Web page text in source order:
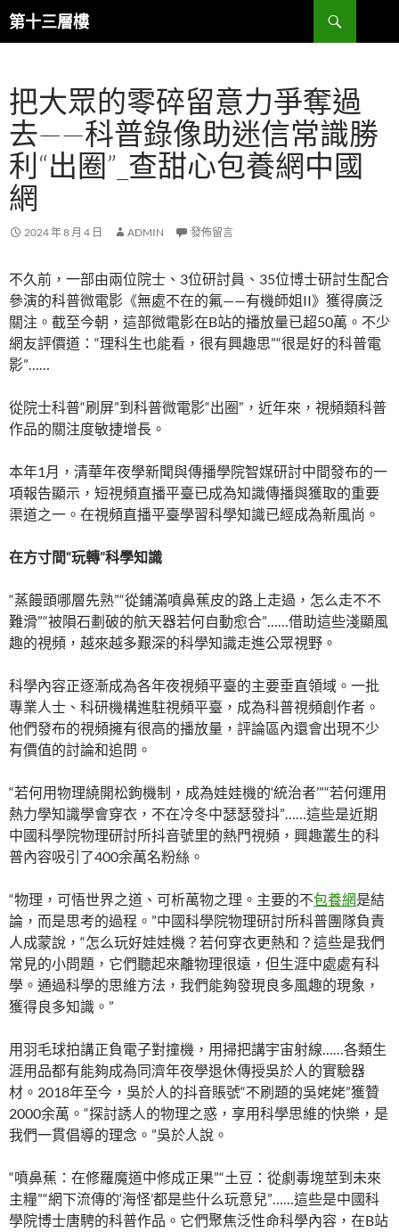
跳
至
內
容
第十三層樓
搜
尋
把大眾的零碎留意力爭奪過
去——科普錄像助迷信常識勝
利“出圈”_查甜心包養網中國
網
2024 年 8 月 4 日 ADMIN 發佈留言
不久前，一部由兩位院士、3位研討員、35位博士研討生配合
參演的科普微電影《無處不在的氟——有機師姐II》獲得廣泛
關注。截至今朝，這部微電影在B站的播放量已超50萬。不少
網友評價道：“理科生也能看，很有興趣思”“很是好的科普電
影”……
從院士科普“刷屏”到科普微電影“出圈”，近年來，視頻類科普
作品的關注度敏捷增長。
本年1月，清華年夜學新聞與傳播學院智媒研討中間發布的一
項報告顯示，短視頻直播平臺已成為知識傳播與獲取的重要
渠道之一。在視頻直播平臺學習科學知識已經成為新風尚。
在方寸間“玩轉”科學知識
“蒸饅頭哪層先熟”“從鋪滿噴鼻蕉皮的路上走過，怎么走不不
難滑”“被隕石劃破的航天器若何自動愈合”……借助這些淺顯風
趣的視頻，越來越多艱深的科學知識走進公眾視野。
科學內容正逐漸成為各年夜視頻平臺的主要垂直領域。一批
專業人士、科研機構進駐視頻平臺，成為科普視頻創作者。
他們發布的視頻擁有很高的播放量，評論區內還會出現不少
有價值的討論和追問。
“若何用物理繞開松鉤機制，成為娃娃機的‘統治者’”“若何運用
熱力學知識學會穿衣，不在冷冬中瑟瑟發抖”……這些是近期
中國科學院物理研討所抖音號里的熱門視頻，興趣叢生的科
普內容吸引了400余萬名粉絲。
“物理，可悟世界之道、可析萬物之理。主要的不包養網是結
論，而是思考的過程。”中國科學院物理研討所科普團隊負責
人成蒙說，“怎么玩好娃娃機？若何穿衣更熱和？這些是我們
常見的小問題，它們聽起來離物理很遠，但生涯中處處有科
學。通過科學的思維方法，我們能夠發現良多風趣的現象，
獲得良多知識。”
用羽毛球拍講正負電子對撞機，用掃把講宇宙射線……各類生
涯用品都有能夠成為同濟年夜學退休傳授吳於人的實驗器
材。2018年至今，吳於人的抖音賬號“不刷題的吳姥姥”獲贊
2000余萬。“探討誘人的物理之惑，享用科學思維的快樂，是
我們一貫倡導的理念。”吳於人說。
“噴鼻蕉：在修羅魔道中修成正果”“土豆：從劇毒塊莖到未來
主糧”“網下流傳的‘海怪’都是些什么玩意兒”……這些是中國科
學院博士唐騁的科普作品。它們聚焦泛性命科學內容，在B站